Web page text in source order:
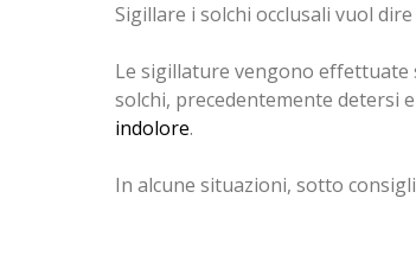
Sigillare i solchi occlusali vuol dire
Le sigillature vengono effettuate
solchi, precedentemente detersi
indolore.
In alcune situazioni, sotto